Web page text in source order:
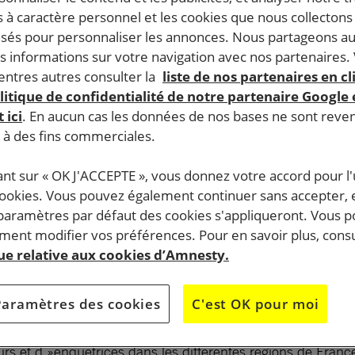
sexistes et sexuelles, ça s’apprend !
et d’enquêtrices habilités à observer les
citoyennes, journalistes indépendants et groupes
d’agir.
: Grenoble, Bordeaux, Toulouse.
et d »enquêtrices dans les différentes régions de
à caractère personnel et les cookies que nous
pour personnaliser les annonces. Nous partageons
informations sur votre navigation avec nos partenaires.
autres consulter la liste de nos partenaires en
de confidentialité de notre partenaire Google
ici. En aucun cas les données de nos bases ne sont
des fins commerciales.
sur « OK J'ACCEPTE », vous donnez votre accord pour
Vous pouvez également continuer sans accepter,
par défaut des cookies s'appliqueront. Vous
modifier vos préférences. Pour en savoir plus,
relative aux cookies d’Amnesty.
des cookies C'est OK pour moi